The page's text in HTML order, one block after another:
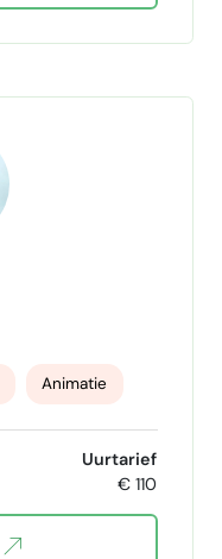
Animatie
Uurtarief
€ 110